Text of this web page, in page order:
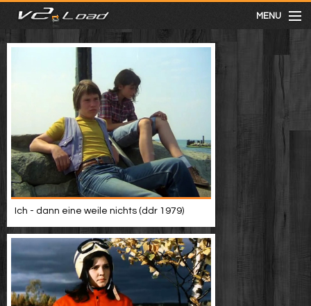
MENU
meist gesehen
kategorien
Menu
mit facebook anmelden
Informationen
Ich - dann eine weile nichts (ddr 1979)